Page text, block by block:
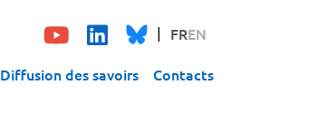
FREN
Diffusion des savoirs Contacts